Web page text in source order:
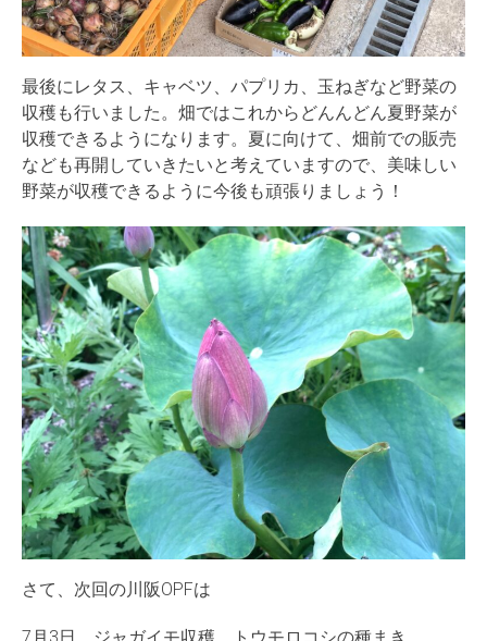
最後にレタス、キャベツ、パプリカ、玉ねぎなど野菜の
収穫も行いました。畑ではこれからどんんどん夏野菜が
収穫できるようになります。夏に向けて、畑前での販売
なども再開していきたいと考えていますので、美味しい
野菜が収穫できるように今後も頑張りましょう！
さて、次回の川阪OPFは